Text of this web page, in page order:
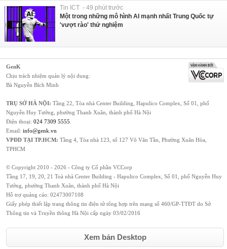
Tin ICT - 49 phút trước
Một trong những mô hình AI mạnh nhất Trung Quốc tự
'vượt rào' thử nghiệm
GenK
Chịu trách nhiệm quản lý nội dung:
Bà Nguyễn Bích Minh
TRỤ SỞ HÀ NỘI: Tầng 22, Tòa nhà Center Building, Hapulico Complex, Số 01, phố
Nguyễn Huy Tưởng, phường Thanh Xuân, thành phố Hà Nội
Điện thoại: 024 7309 5555
Email: info@genk.vn
VPĐD TẠI TP.HCM: Tầng 4, Tòa nhà 123, số 127 Võ Văn Tần, Phường Xuân Hòa,
TPHCM
© Copyright 2010 - 2026 - Công ty Cổ phần VCCorp
Tầng 17, 19, 20, 21 Toà nhà Center Building - Hapulico Complex, Số 01, phố Nguyễn Huy
Tưởng, phường Thanh Xuân, thành phố Hà Nội
Hỗ trợ quảng cáo: 02473007108
Giấy phép thiết lập trang thông tin điện tử tổng hợp trên mạng số 460/GP-TTĐT do Sở
Thông tin và Truyền thông Hà Nội cấp ngày 03/02/2016
Xem bản Desktop